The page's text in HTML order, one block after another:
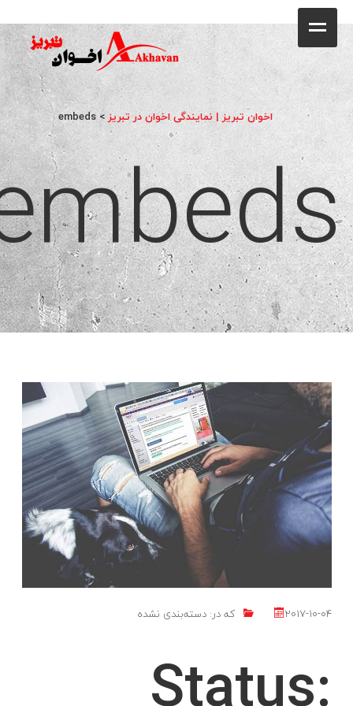
فروشگاه
محصولات
جشنواره فروش ویژه
کاتالوگ
گالری
وبلاگ
تماس با ما
اخوان تبریز | نمایندگی اخوان در تبریز>
embeds
2017-10-04 که در:دسته‌بندی نشده